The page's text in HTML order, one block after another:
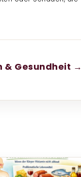
& Gesundheit →